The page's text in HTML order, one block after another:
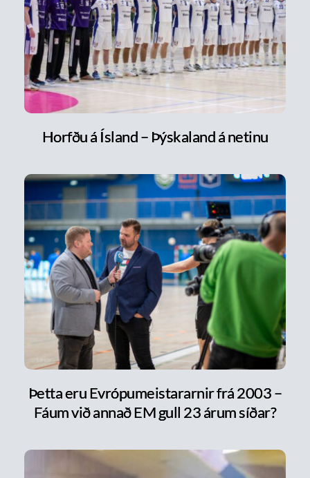
Horfðu á Ísland – Þýskaland á netinu
Þetta eru Evrópumeistararnir frá 2003 –
Fáum við annað EM gull 23 árum síðar?